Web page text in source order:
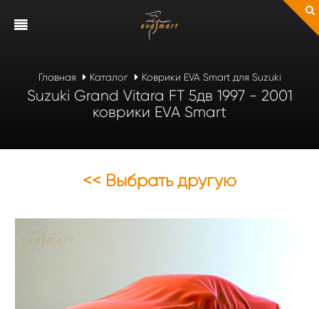
Главная Каталог Коврики EVA Smart для Suzuki
Suzuki Grand Vitara FT 5дв 1997 - 2001
коврики EVA Smart
<< Выбрать другую